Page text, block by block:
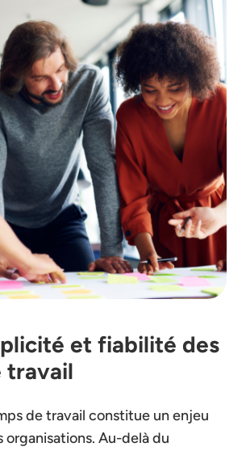
et fiabilité des
travail
de travail constitue un enjeu
organisations. Au-delà du